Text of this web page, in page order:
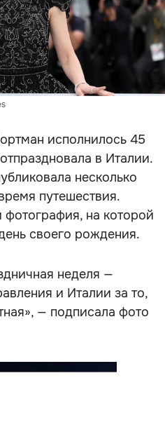
исполнилось 45
в Италии.
несколько
путешествия.
на которой
своего рождения.
неделя —
и Италии за то,
— подписала фото